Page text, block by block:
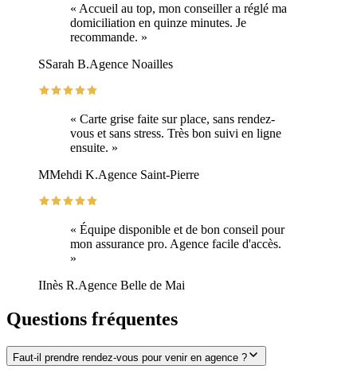
« Accueil au top, mon conseiller a réglé ma
domiciliation en quinze minutes. Je
recommande. »
SSarah B.Agence Noailles
« Carte grise faite sur place, sans rendez-
vous et sans stress. Très bon suivi en ligne
ensuite. »
MMehdi K.Agence Saint-Pierre
« Équipe disponible et de bon conseil pour
mon assurance pro. Agence facile d'accès.
»
IInès R.Agence Belle de Mai
Questions fréquentes
Faut-il prendre rendez-vous pour venir en agence ?